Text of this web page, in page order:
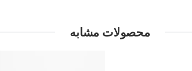
محصولات مشابه